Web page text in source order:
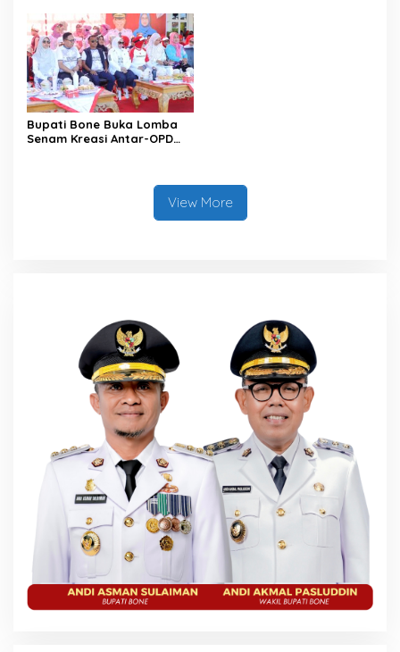
Bupati Bone Buka Lomba
Senam Kreasi Antar-OPD
View More